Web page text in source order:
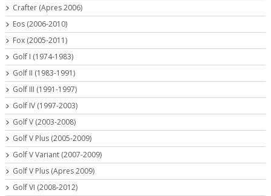
Crafter (Apres 2006)
Eos (2006-2010)
Fox (2005-2011)
Golf I (1974-1983)
Golf II (1983-1991)
Golf III (1991-1997)
Golf IV (1997-2003)
Golf V (2003-2008)
Golf V Plus (2005-2009)
Golf V Variant (2007-2009)
Golf V Plus (Apres 2009)
Golf VI (2008-2012)